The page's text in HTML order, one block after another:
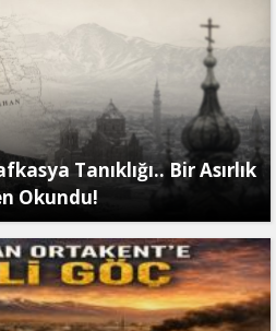
Tanıklığı.. Bir Asırlık
Okundu!